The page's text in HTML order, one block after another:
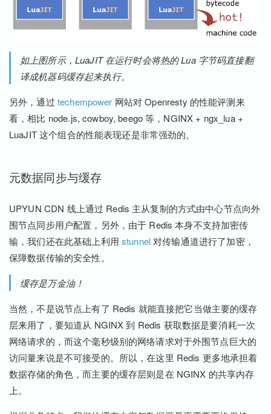
如上图所示，LuaJIT 在运行时会将热的 Lua 字节码直接翻
译成机器码缓存起来执行。
另外，通过 techempower 网站对 Openresty 的性能评测来
看，相比 node.js, cowboy, beego 等，NGINX + ngx_lua +
LuaJIT 这个组合的性能表现还是非常强劲的。
元数据同步与缓存
UPYUN CDN 线上通过 Redis 主从复制的方式由中心节点向外
围节点同步用户配置，另外，由于 Redis 本身不支持加密传
输，我们还在此基础上利用 stunnel对传输通道进行了加密，
保障数据传输的安全性。
缓存是万金油！
当然，不是说节点上有了 Redis 就能直接把它当做主要的缓存
层来用了，要知道从 NGINX 到 Redis 获取数据是要消耗一次
网络请求的，而这个毫秒级别的网络请求对于外围节点巨大的
访问量来说是不可接受的。所以，在这里 Redis 更多地承担着
数据存储的角色，而主要的缓存层则是在 NGINX 的共享内存
上。